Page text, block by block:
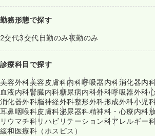
勤務形態で探す
2交代3交代日勤のみ夜勤のみ
診療科目で探す
美容外科美容皮膚科内科呼吸器内科消化器内
血液内科腎臓内科糖尿病内科外科呼吸器外科
消化器外科脳神経外科整形外科形成外科小児
耳鼻咽喉科皮膚科泌尿器科精神科・心療内科
リウマチ科リハビリテーション科アレルギー
緩和医療科（ホスピス）